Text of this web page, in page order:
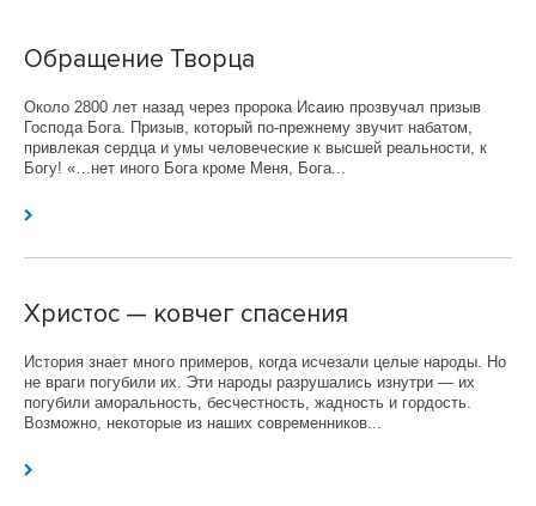
Обращение Творца
Около 2800 лет назад через пророка Исаию прозвучал призыв
Господа Бога. Призыв, который по-прежнему звучит набатом,
привлекая сердца и умы человеческие к высшей реальности, к
Богу! «…нет иного Бога кроме Меня, Бога...
Христос — ковчег спасения
История знает много примеров, когда исчезали целые народы. Но
не враги погубили их. Эти народы разрушались изнутри — их
погубили аморальность, бесчестность, жадность и гордость.
Возможно, некоторые из наших современников...